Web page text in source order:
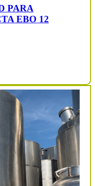
PARA
EBO 12